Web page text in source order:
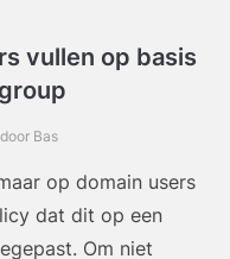
vullen op basis
door Bas
op domain users
dat dit op een
Om niet